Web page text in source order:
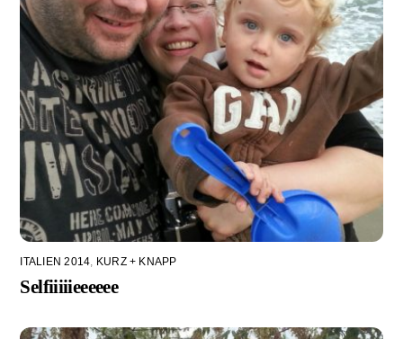
ITALIEN 2014 KURZ + KNAPP
Selfiiiiieeeeee